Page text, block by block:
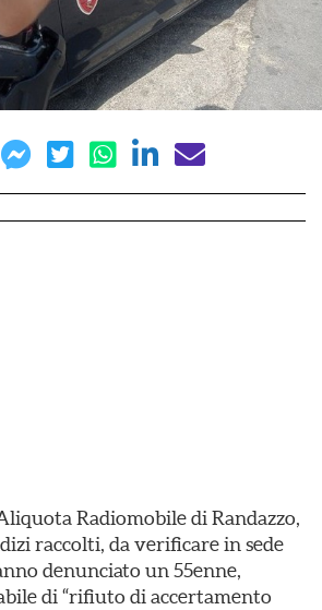
Radiomobile di Randazzo,
raccolti, da verificare in sede
denunciato un 55enne,
di “rifiuto di accertamento